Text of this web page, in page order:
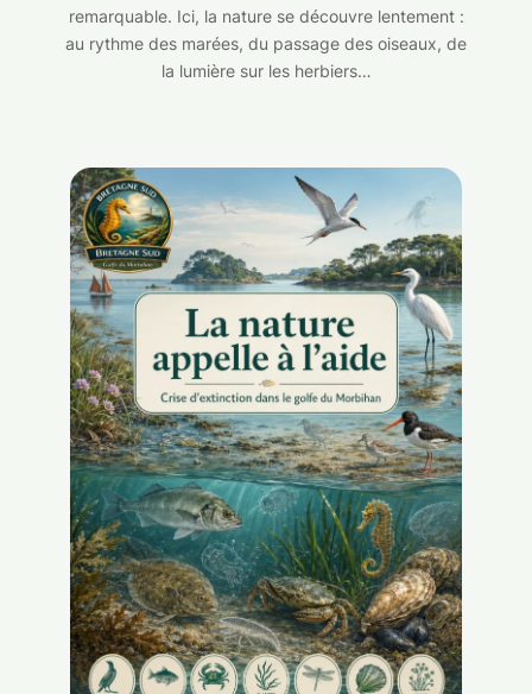
remarquable. Ici, la nature se découvre lentement :
au rythme des marées, du passage des oiseaux, de
la lumière sur les herbiers…